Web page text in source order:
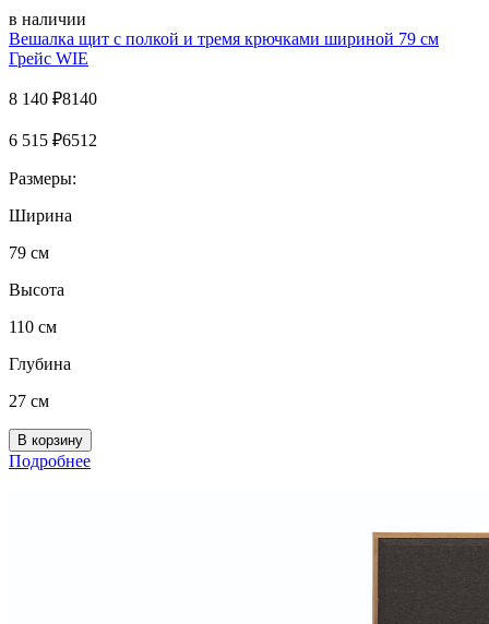
в наличии
Вешалка щит с полкой и тремя крючками шириной 79 см
Грейс WIE
8 140 ₽8140
6 515 ₽6512
Размеры:
Ширина
79 см
Высота
110 см
Глубина
27 см
Подробнее